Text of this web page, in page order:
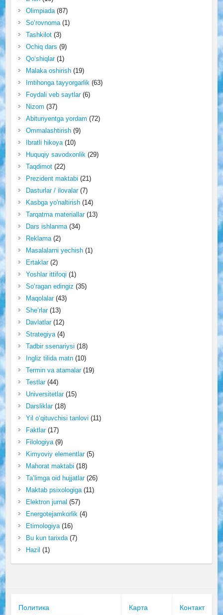
Olimpiada(87)
So‘rovnoma(1)
Tashkilot(3)
Ochiq dars (9)
Qo‘shiqlar(1)
Malaka oshirish(19)
Imtihonga tayyorgarlik(63)
Foydali veb saytlar(6)
Nizom (37)
Abituriyentga yordam (72)
Ommalashtirish(9)
Ibratli hikoya(10)
Huquqiy savodxonlik(29)
Taqdimot(22)
Prezident maktabi (21)
Dasturlar / ilovalar(7)
Kasbga yo'naltirish(14)
Tarqatma materiallar(13)
Dars ishlanma(34)
Reklama(2)
Masalalarni yechish(1)
Ertaklar(2)
Yoshlar ittifoqi (1)
So‘ragan edingiz (35)
Maqolalar(43)
She’rlar(13)
Davlatlar(12)
Strategiya(4)
Tadbir ssenariysi (18)
Ingliz tilida matn(10)
Termin va atamalar(19)
Testlar(44)
Universitetlar(15)
Darsliklar(18)
Yil o‘qituvchisi tanlovi (11)
Faktlar(17)
Filologiya(9)
Kimyoviy elementlar(5)
Mahorat maktabi (18)
Ta’limga oid hujjatlar(26)
Maktab psixologiga(11)
Elektron jurnal (57)
Energotejamkorlik(4)
Etimologiya(16)
Bu kun tarixda(7)
Hazil (1)
Политика
Карта
Контакт